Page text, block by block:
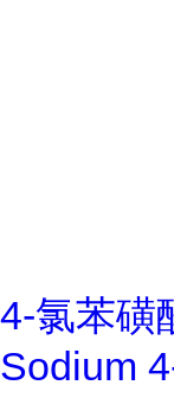
4-氯苯磺
Sodium